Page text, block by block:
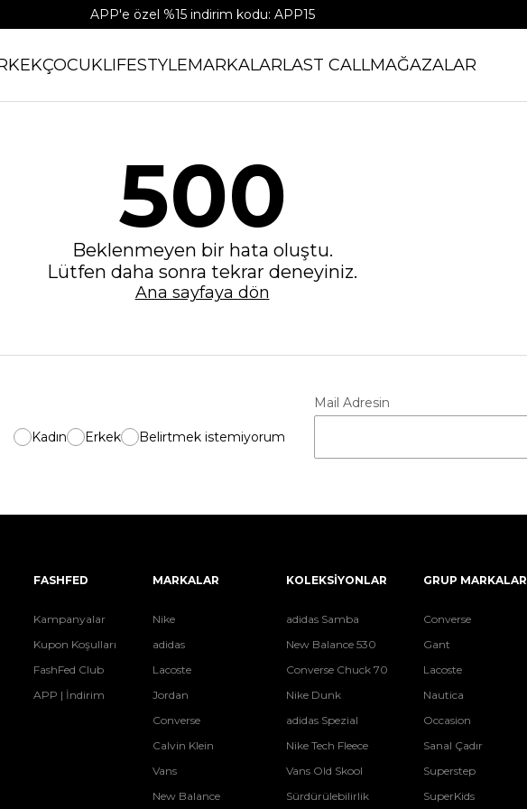
APP'e özel %15 indirim kodu: APP15
ÇOCUKLIFESTYLEMARKALARLAST CALLMAĞAZALAR
500
Beklenmeyen bir hata oluştu.
Lütfen daha sonra tekrar deneyiniz.
Ana sayfaya dön
Kadın Erkek Belirtmek istemiyorum
Mail Adresin
FASHFED
Kampanyalar
Kupon Koşulları
FashFed Club
APP | İndirim
MARKALAR
Nike
adidas
Lacoste
Jordan
Converse
Calvin Klein
Vans
New Balance
KOLEKSİYONLAR
adidas Samba
New Balance 530
Converse Chuck 70
Nike Dunk
adidas Spezial
Nike Tech Fleece
Vans Old Skool
Sürdürülebilirlik
GRUP MARKALAR
Converse
Gant
Lacoste
Nautica
Occasion
Sanal Çadır
Superstep
SuperKids